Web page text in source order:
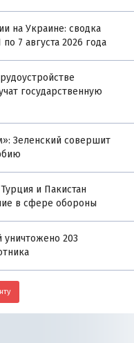
на Украине: сводка
7 августа 2026 года
государственную
Зеленский совершит
и Пакистан
в сфере обороны
уничтожено 203